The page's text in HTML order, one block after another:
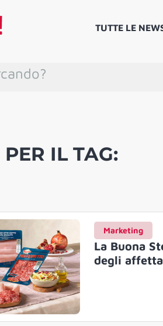
TUTTE LE
IL TAG:
Marketing
La Buona
degli